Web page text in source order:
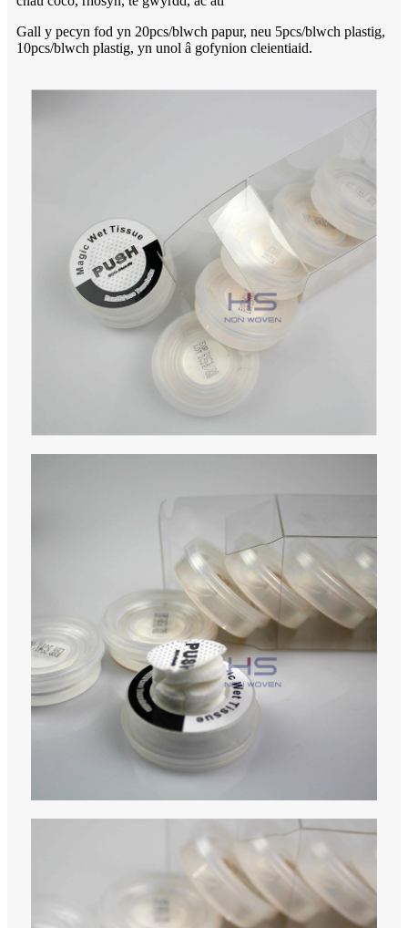
Gall y pecyn fod yn 20pcs/blwch papur, neu 5pcs/blwch plastig,
10pcs/blwch plastig, yn unol â gofynion cleientiaid.